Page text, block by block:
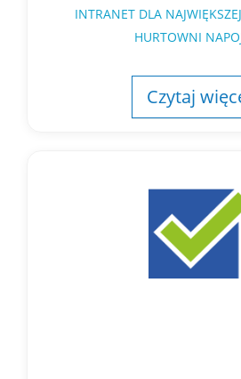
INTRANET DLA
HURTOWNI
Czytaj